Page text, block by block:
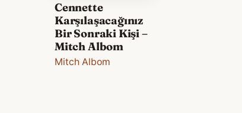
Cennette
Karşılaşacağınız
Bir Sonraki Kişi –
Mitch Albom
Mitch Albom